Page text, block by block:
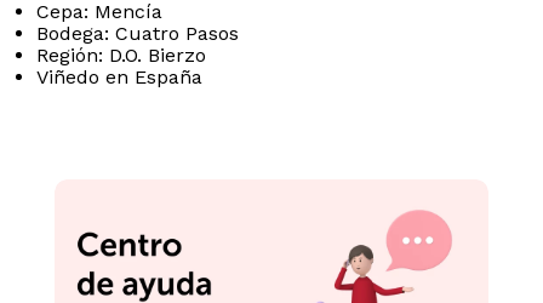
Cepa: Mencía
Bodega: Cuatro Pasos
Región: D.O. Bierzo
Viñedo en España